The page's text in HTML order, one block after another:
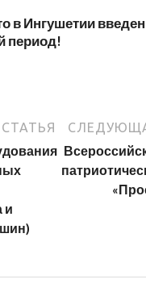
в Ингушетии
и